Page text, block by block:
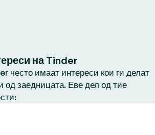
на Tinder
често имаат интереси кои ги делат
од заедницата. Еве дел од тие